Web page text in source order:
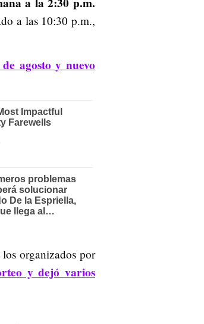
a las 10:30 p.m.,
agosto y nuevo
organizados por
y dejó varios